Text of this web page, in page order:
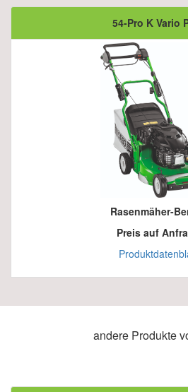
54-Pro K Vario
Rasenmäher-
Preis auf
andere Produkte